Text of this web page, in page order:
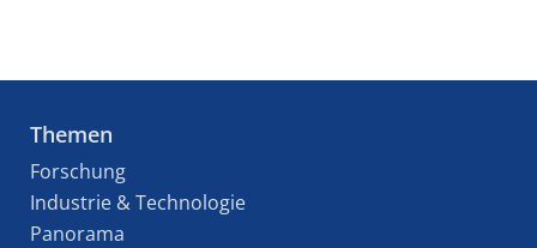
Themen
Forschung
Industrie & Technologie
Panorama